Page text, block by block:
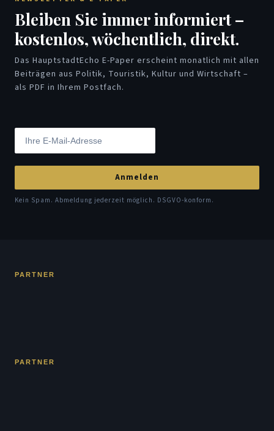
Bleiben Sie immer informiert –
kostenlos, wöchentlich, direkt.
Das HauptstadtEcho E-Paper erscheint monatlich mit allen
Beiträgen aus Politik, Touristik, Kultur und Wirtschaft –
als PDF in Ihrem Postfach.
Anmelden
Kein Spam. Abmeldung jederzeit möglich. DSGVO-konform.
PARTNER
PARTNER